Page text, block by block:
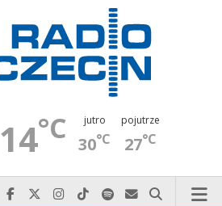
14°C jutro
30°C
pojutrze
27°C
Najlepiej po prostu do nas zadzwoń
Odwiedź nas na Facebook-u
Odwiedź nas na X
Odwiedź nas na Instagram-ie
Odwiedź nas na TikTok-u
Szukaj nas na Spotify
Wyślij do nas
Szukaj